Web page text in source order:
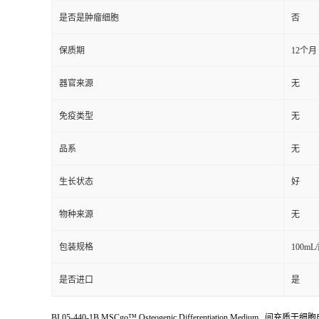
是否是肿瘤细胞 否
保质期 12个月
器官来源 无
免疫类型 无
品系 无
生长状态 好
物种来源 无
包装规格
是否进口 是